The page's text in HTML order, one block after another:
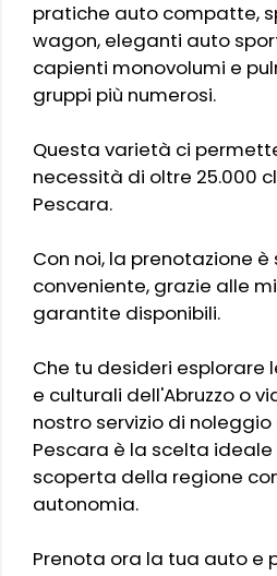
pratiche auto compatte,
wagon, eleganti auto
capienti monovolumi e
gruppi più numerosi.
Questa varietà ci
necessità di oltre 25.000
Pescara.
Con noi, la prenotazione
conveniente, grazie alle
garantite disponibili.
Che tu desideri esplorare
e culturali dell'Abruzzo o
nostro servizio di
Pescara è la scelta
scoperta della regione
autonomia.
Prenota ora la tua auto e